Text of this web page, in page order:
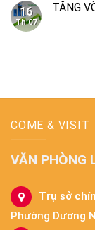
16
Th 07
TĂNG
COME & VISIT
VĂN PHÒNG
Trụ sở
Phường Dương